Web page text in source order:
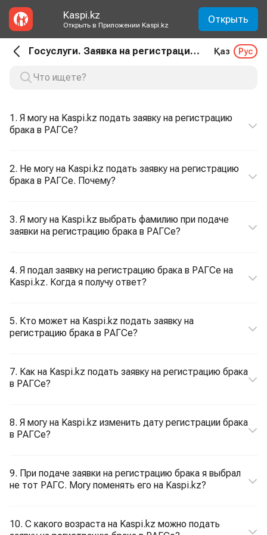
Kaspi.kz
Открыть в Приложении Kaspi.kz Открыть
Госуслуги. Заявка на регистрацию брака в РАГСе Қаз Рус
1. Я могу на Kaspi.kz подать заявку на регистрацию
брака в РАГСе?
2. Не могу на Kaspi.kz подать заявку на регистрацию
брака в РАГСе. Почему?
3. Я могу на Kaspi.kz выбрать фамилию при подаче
заявки на регистрацию брака в РАГСе?
4. Я подал заявку на регистрацию брака в РАГСе на
Kaspi.kz. Когда я получу ответ?
5. Кто может на Kaspi.kz подать заявку на
регистрацию брака в РАГСе?
7. Как на Kaspi.kz подать заявку на регистрацию брака
в РАГСе?
8. Я могу на Kaspi.kz изменить дату регистрации брака
в РАГСе?
9. При подаче заявки на регистрацию брака я выбрал
не тот РАГС. Могу поменять его на Kaspi.kz?
10. С какого возраста на Kaspi.kz можно подать